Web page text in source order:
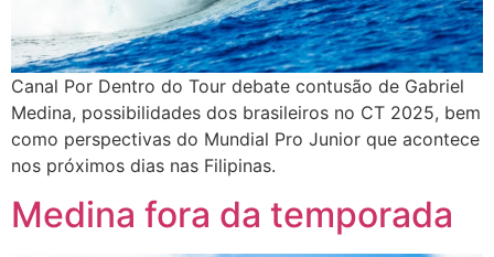
Canal Por Dentro do Tour debate contusão de Gabriel
Medina, possibilidades dos brasileiros no CT 2025, bem
como perspectivas do Mundial Pro Junior que acontece
nos próximos dias nas Filipinas.
Medina fora da temporada